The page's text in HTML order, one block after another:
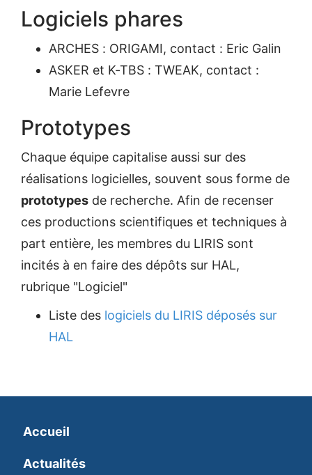
Logiciels phares
ARCHES : ORIGAMI, contact : Eric Galin
ASKER et K-TBS : TWEAK, contact :
Marie Lefevre
Prototypes
Chaque équipe capitalise aussi sur des
réalisations logicielles, souvent sous forme de
prototypes de recherche. Afin de recenser
ces productions scientifiques et techniques à
part entière, les membres du LIRIS sont
incités à en faire des dépôts sur HAL,
rubrique "Logiciel"
Liste des logiciels du LIRIS déposés sur
HAL
Accueil
Actualités